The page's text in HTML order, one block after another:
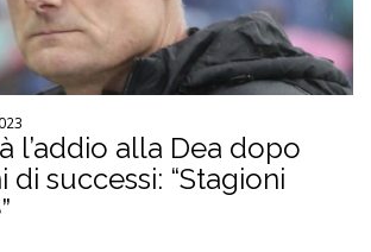
l’addio alla Dea dopo
di successi: “Stagioni